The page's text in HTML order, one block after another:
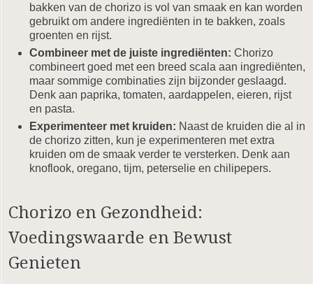
bakken van de chorizo is vol van smaak en kan worden
gebruikt om andere ingrediënten in te bakken, zoals
groenten en rijst.
Combineer met de juiste ingrediënten: Chorizo
combineert goed met een breed scala aan ingrediënten,
maar sommige combinaties zijn bijzonder geslaagd.
Denk aan paprika, tomaten, aardappelen, eieren, rijst
en pasta.
Experimenteer met kruiden: Naast de kruiden die al in
de chorizo zitten, kun je experimenteren met extra
kruiden om de smaak verder te versterken. Denk aan
knoflook, oregano, tijm, peterselie en chilipepers.
Chorizo en Gezondheid:
Voedingswaarde en Bewust
Genieten